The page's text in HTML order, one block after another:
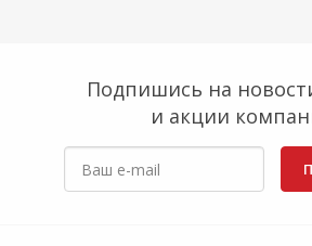
Подпишись на
и акции